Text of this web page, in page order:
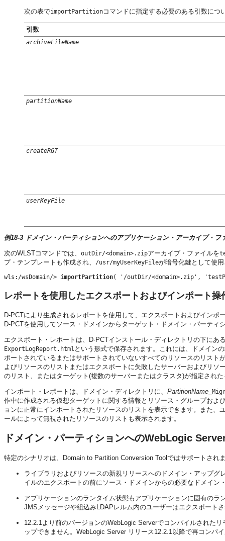
次の表でimportPartitionコマンドに指定する必要のある引数につ
引数
archiveFileName
partitionName
createRGT
userKeyFile
例18-3 ドメイン・パーティションへのアプリケーション・アーカイブ・
次のWLSTコマンドでは、 outDir/<domain>.zipアーカイブ・ファイルを
プ・テンプレートも作成され、 /usr/myUserKeyFileが暗号化鍵として使
wls:/wsDomain/> importPartition( '/outDir/<domain>.zip',
レポートを使用したエクスポートおよびインポート操
D-PCTにより生成されるレポートを使用して、エクスポートおよびイン
D-PCTを使用してソース・ドメインからターゲット・ドメイン・パーテ
エクスポート・レポートは、D-PCTインストール・ディレクトリの下にあ
ExportLogReport.html という形式で保存されます。これには、ドメイン
ポートされているまたはサポートされていないすべてのリソースのリス
よびリソースのリストまたはエクスポートに失敗したサーバーおよびリ
のリスト、またはターゲット(複数のサーバーまたはクラスタ)が指定され
インポート・レポートは、ドメイン・ディレクトリに、 PartitionName
作中に作成される仮想ターゲットに関する情報とリソース・グループお
ョンに正常にインポートされたリソースのリストを表示できます。また
ールによって無視されたリソースのリストも表示されます。
ドメイン・パーティションへのWebLogic
特定のシナリオは、Domain to Partition Conversion Toolではサポートされ
ライブラリおよびリソースの新規リリースへのドメイン・アップ
イルのエクスポートの前にソース・ドメインからの必要なドメイン
アプリケーションのランタイム状態もアプリケーションに固有の
JMSメッセージや組込みLDAPレルム内のユーザーはエクスポート
12.2.1より前のバージョンのWebLogic Serverでコンパイルされた
ップできません。WebLogic Server リリース12.2.1以降で再コンパ